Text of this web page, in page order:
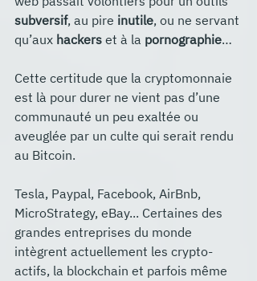
subversif, au pire inutile, ou ne servant
qu’aux hackers et à la pornographie…
Cette certitude que la cryptomonnaie
est là pour durer ne vient pas d’une
communauté un peu exaltée ou
aveuglée par un culte qui serait rendu
au Bitcoin.
Tesla, Paypal, Facebook, AirBnb,
MicroStrategy, eBay... Certaines des
grandes entreprises du monde
intègrent actuellement les crypto-
actifs, la blockchain et parfois même